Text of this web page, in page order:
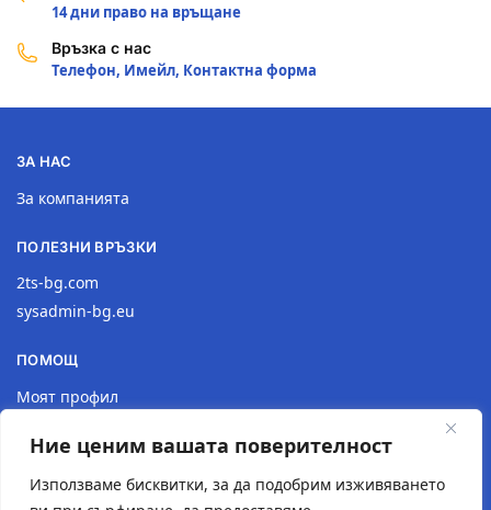
Ние ценим вашата поверителност
Използваме бисквитки, за да подобрим изживяването
14 дни право на връщане
Връзка с нас
Телефон, Имейл, Контактна форма
ЗА НАС
За компанията
ПОЛЕЗНИ ВРЪЗКИ
2ts-bg.com
sysadmin-bg.eu
ПОМОЩ
Моят профил
Връщане на продукт
Политика за поверителност